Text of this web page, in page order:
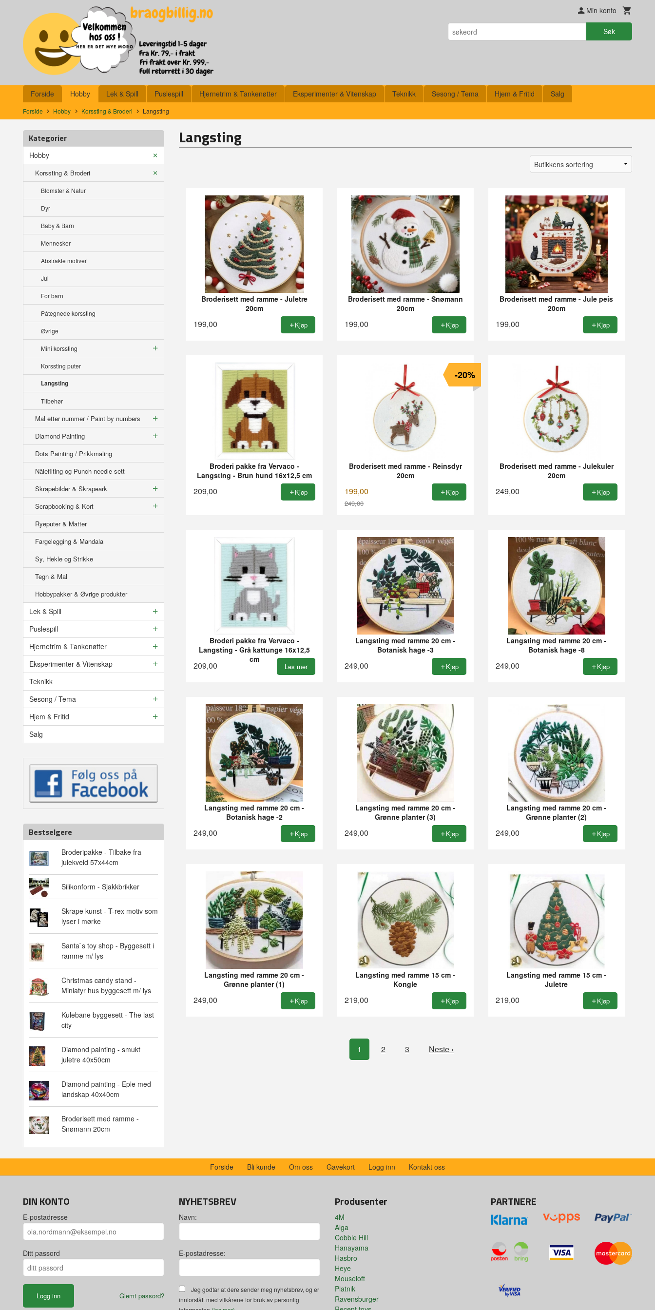
innholdet
Min konto
Søk
Produkter
Forside Hobby Lek & Spill Puslespill Hjernetrim & Tankenøtter Eksperimenter & Vitenskap Teknikk Sesong / Tema Hjem & Fritid Salg
Forside Hobby Korssting & Broderi Langsting
Kategorier
Hobby
Korssting & Broderi
Blomster & Natur
Dyr
Baby & Barn
Mennesker
Abstrakte motiver
Jul
For barn
Påtegnede korssting
Øvrige
Mini korssting
Korssting puter
Langsting
Tilbehør
Mal etter nummer / Paint by numbers
Diamond Painting
Dots Painting / Prikkmaling
Nålefilting og Punch needle sett
Skrapebilder & Skrapeark
Scrapbooking & Kort
Ryeputer & Matter
Fargelegging & Mandala
Sy, Hekle og Strikke
Tegn & Mal
Hobbypakker & Øvrige produkter
Lek & Spill
Puslespill
Hjernetrim & Tankenøtter
Eksperimenter & Vitenskap
Teknikk
Sesong / Tema
Hjem & Fritid
Salg
Bestselgere
Broderipakke - Tilbake fra
julekveld 57x44cm
Silikonform - Sjakkbrikker
Skrape kunst - T-rex motiv som
lyser i mørke
Santa`s toy shop - Byggesett i
ramme m/ lys
Christmas candy stand -
Miniatyr hus byggesett m/ lys
Kulebane byggesett - The last
city
Diamond painting - smukt
juletre 40x50cm
Diamond painting - Eple med
landskap 40x40cm
Broderisett med ramme -
Snømann 20cm
Langsting
Broderisett med ramme - Juletre
20cm
199,00 Kjøp
Broderisett med ramme - Snømann
20cm
199,00 Kjøp
Broderisett med ramme - Jule peis
20cm
199,00 Kjøp
Broderi pakke fra Vervaco -
Langsting - Brun hund 16x12,5 cm
209,00 Kjøp
Broderisett med ramme - Reinsdyr
20cm
199,00
249,00
-20%
Kjøp
Broderisett med ramme - Julekuler
20cm
249,00 Kjøp
Broderi pakke fra Vervaco -
Langsting - Grå kattunge 16x12,5
cm
209,00 Les mer
Langsting med ramme 20 cm -
Botanisk hage -3
249,00 Kjøp
Langsting med ramme 20 cm -
Botanisk hage -8
249,00 Kjøp
Langsting med ramme 20 cm -
Botanisk hage -2
249,00 Kjøp
Langsting med ramme 20 cm -
Grønne planter (3)
249,00 Kjøp
Langsting med ramme 20 cm -
Grønne planter (2)
249,00 Kjøp
Langsting med ramme 20 cm -
Grønne planter (1)
249,00 Kjøp
Langsting med ramme 15 cm -
Kongle
219,00 Kjøp
Langsting med ramme 15 cm -
Juletre
219,00 Kjøp
1 2 3 Neste ›
Forside Bli kunde Om oss Gavekort Logg inn Kontakt oss
DIN KONTO
E-postadresse
Ditt passord
Glemt passord?
NYHETSBREV
Navn:
E-postadresse:
Jeg godtar at dere sender meg nyhetsbrev, og er
innforstått med vilkårene for bruk av personlig
Produsenter
4M
Alga
Cobble Hill
Hanayama
Hasbro
Heye
Mouseloft
Piatnik
Ravensburger
PARTNERE